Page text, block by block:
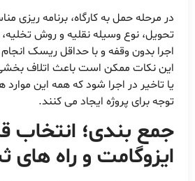
در مرحله حمل به کارگاه، برنامه ریزی
تحویل، نوع وسیله نقلیه و روش
اجرا بدون وقفه و با حداقل ریسک
این نکات ممکن است باعث اتلاف
یا تاخیر در اجرا شود که همه این موارد
توجه برای پروژه ایجاد می کنند.
ایزوگامت و راه